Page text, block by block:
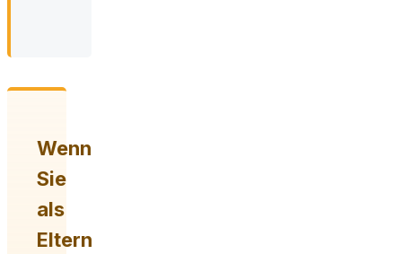
Wenn
Sie
als
Eltern